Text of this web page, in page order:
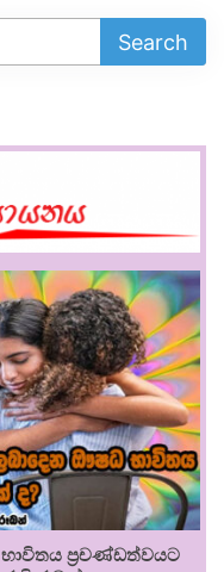
ප්‍රචණ්ඩත්වයට